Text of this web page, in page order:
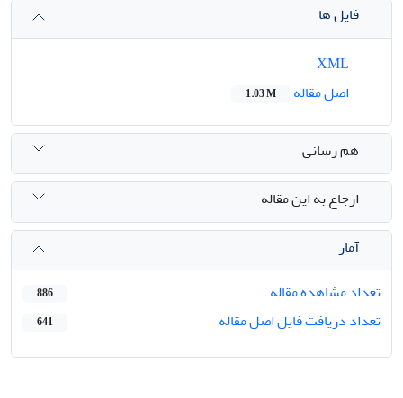
فایل ها
اصل مقاله
1.03 M
هم رسانی
ارجاع به این مقاله
آمار
تعداد مشاهده مقاله
886
تعداد دریافت فایل اصل مقاله 641